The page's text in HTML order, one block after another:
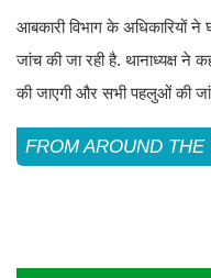
आबकारी विभाग के अधिकारियों
जांच की जा रही है. थानाध्यक्ष ने
की जाएगी और सभी पहलुओं की
FROM AROUND THE